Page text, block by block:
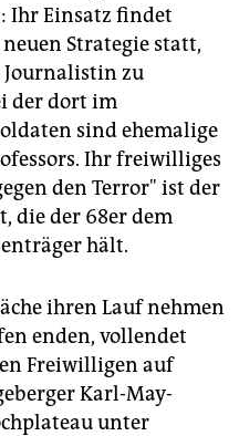
Ihr Einsatz findet
Strategie statt,
Journalistin zu
der dort im
sind ehemalige
Ihr freiwilliges
den Terror" ist der
die der 68er dem
hält.
ihren Lauf nehmen
enden, vollendet
Freiwilligen auf
Karl-May-
unter